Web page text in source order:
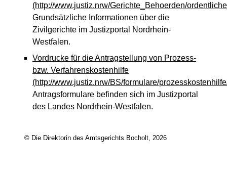
(http://www.justiz.nrw/Gerichte_Behoerden/
Grundsätzliche Informationen über die
Zivilgerichte im Justizportal Nordrhein-
Westfalen.
Vordrucke für die Antragstellung von Prozess-
bzw. Verfahrenskostenhilfe
(http://www.justiz.nrw/BS/formulare/
Antragsformulare befinden sich im Justizportal
des Landes Nordrhein-Westfalen.
© Die Direktorin des Amtsgerichts Bocholt, 2026